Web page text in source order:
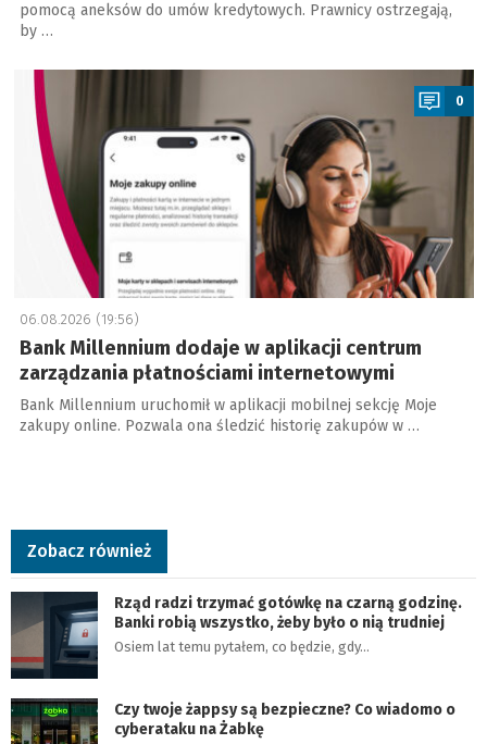
pomocą aneksów do umów kredytowych. Prawnicy ostrzegają,
by …
0
06.08.2026 (19:56)
Bank Millennium dodaje w aplikacji centrum
zarządzania płatnościami internetowymi
Bank Millennium uruchomił w aplikacji mobilnej sekcję Moje
zakupy online. Pozwala ona śledzić historię zakupów w …
Zobacz również
Rząd radzi trzymać gotówkę na czarną godzinę.
Banki robią wszystko, żeby było o nią trudniej
Osiem lat temu pytałem, co będzie, gdy…
Czy twoje żappsy są bezpieczne? Co wiadomo o
cyberataku na Żabkę